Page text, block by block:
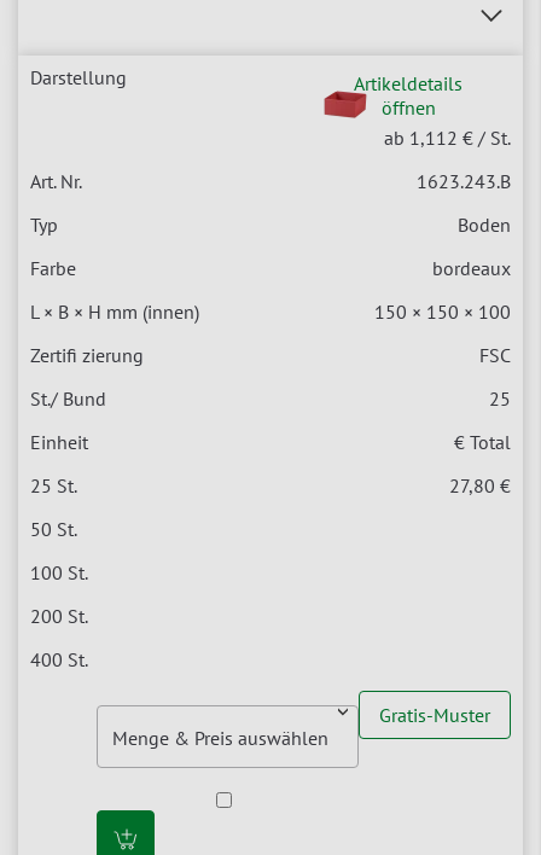
Artikeldetails
öffnen
ab 1,112 € / St.
1623.243.B
Boden
bordeaux
150 × 150 × 100
FSC
25
€ Total
27,80 €
Gratis-Muster